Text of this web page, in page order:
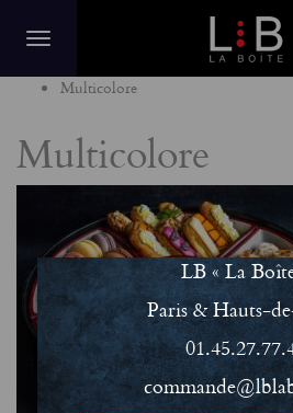
Multicolore
Multicolore
LB « La
Paris & Hauts-